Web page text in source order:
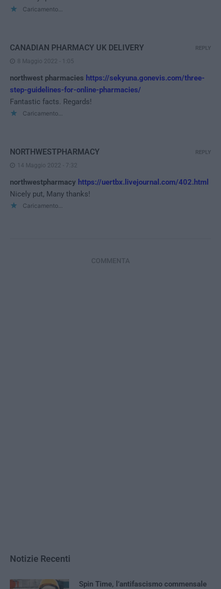
Caricamento...
CANADIAN PHARMACY UK DELIVERY
8 Maggio 2022 - 1:05
northwest pharmacies https://sekyuna.gonevis.com/three-
step-guidelines-for-online-pharmacies/
Fantastic facts. Regards!
Caricamento...
REPLY
NORTHWESTPHARMACY
14 Maggio 2022 - 7:32
northwestpharmacy https://uertbx.livejournal.com/402.html
Nicely put, Many thanks!
Caricamento...
REPLY
COMMENTA
Notizie Recenti
Spin Time, l’antifascismo commensale